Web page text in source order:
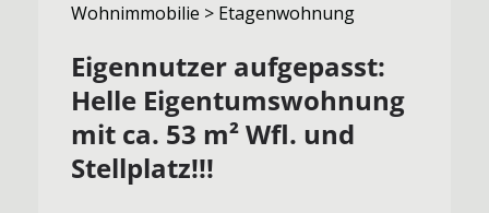
Wohnimmobilie > Etagenwohnung
Eigennutzer aufgepasst:
Helle Eigentumswohnung
mit ca. 53 m² Wfl. und
Stellplatz!!!